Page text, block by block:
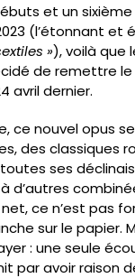
et un
(l’étonnant et
»), voilà que
de remettre
avril dernier.
ce nouvel opus
des classiques
ses
d’autres
ce n’est pas
sur le papier.
: une seule
par avoir raison